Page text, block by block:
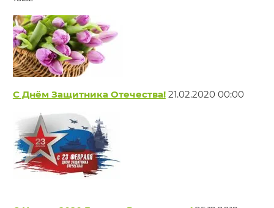
С Днём Защитника Отечества!21.02.2020 00:00